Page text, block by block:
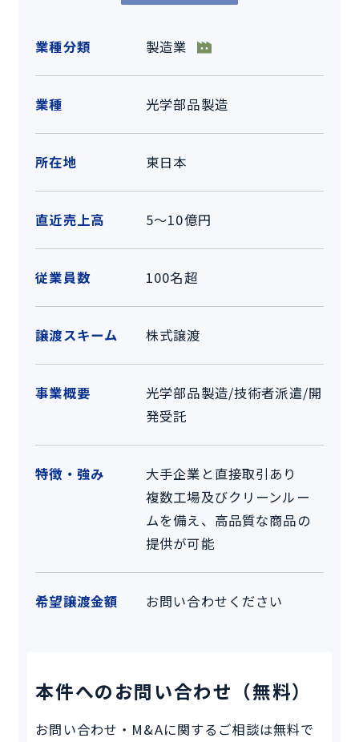
業種分類 製造業
業種 光学部品製造
所在地 東日本
直近売上高 5～10億円
従業員数 100名超
譲渡スキーム 株式譲渡
事業概要
光学部品製造/技術者派遣/開
発受託
特徴・強み
大手企業と直接取引あり
複数工場及びクリーンルー
ムを備え、高品質な商品の
提供が可能
希望譲渡金額 お問い合わせください
本件へのお問い合わせ（無料）
お問い合わせ・M&Aに関するご相談は無料で